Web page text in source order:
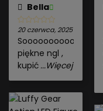
Bella
20 czerwca, 2025
Sooooooooooo
piękne ngl ,
kupić ...Więcej